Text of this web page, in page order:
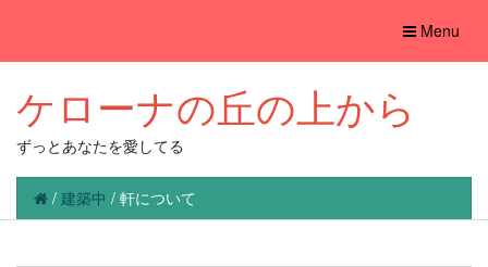
Toggle
Menu
ケローナの丘の上から
ずっとあなたを愛してる
/ 建築中 / 軒について